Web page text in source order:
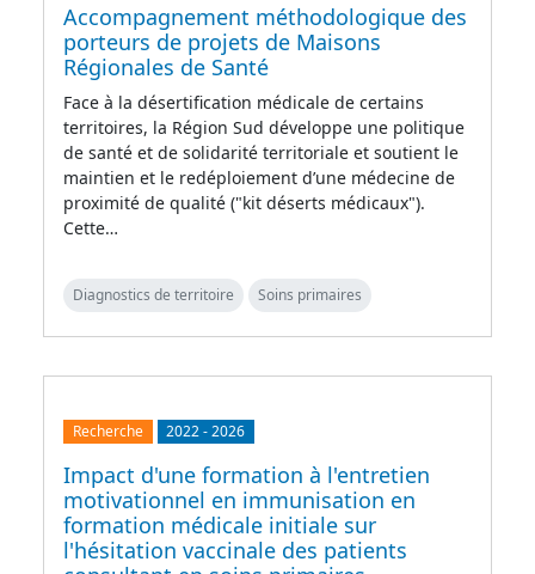
Accompagnement méthodologique des
porteurs de projets de Maisons
Régionales de Santé
Face à la désertification médicale de certains
territoires, la Région Sud développe une politique
de santé et de solidarité territoriale et soutient le
maintien et le redéploiement d’une médecine de
proximité de qualité ("kit déserts médicaux").
Cette…
Diagnostics de territoire Soins primaires
Recherche 2022-2026
Impact d'une formation à l'entretien
motivationnel en immunisation en
formation médicale initiale sur
l'hésitation vaccinale des patients